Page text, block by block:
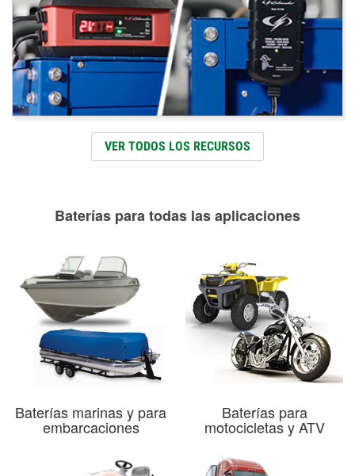
VER TODOS LOS RECURSOS
Baterías para todas las aplicaciones
Baterías marinas y para
embarcaciones
Baterías para
motocicletas y ATV